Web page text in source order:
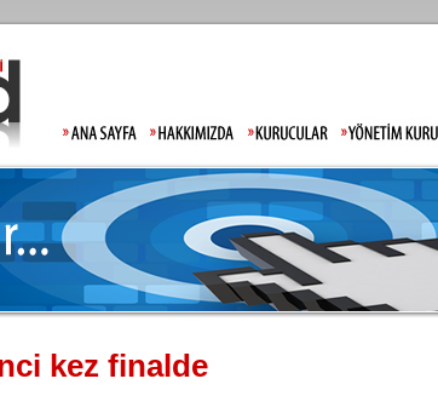
kez finalde